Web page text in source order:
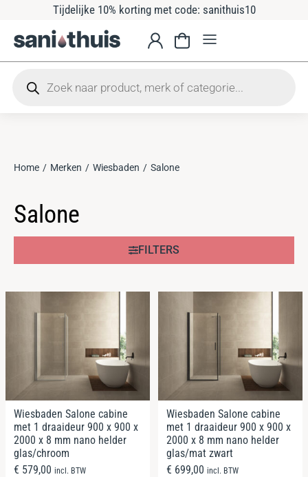
Tijdelijke 10% korting met code: sanithuis10
Je bent hier:
Home Merken Wiesbaden Salone
Salone
FILTERS
Wiesbaden Salone cabine
met 1 draaideur 900 x 900 x
2000 x 8 mm nano helder
glas/chroom
€ 579,00 incl. BTW
Wiesbaden Salone cabine
met 1 draaideur 900 x 900 x
2000 x 8 mm nano helder
glas/mat zwart
€ 699,00 incl. BTW